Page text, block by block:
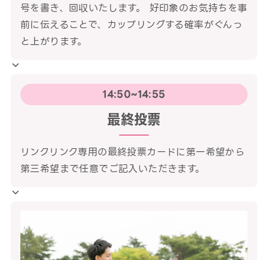
号を書き、回収いたします。 好印象のお気持ちを事
前に伝えることで、カップリングする確率がぐんっ
と上がります。
14:50~14:55
最終投票
リンクリンク専用の最終投票カードに第一希望から
第三希望まで任意でご記入いただきます。